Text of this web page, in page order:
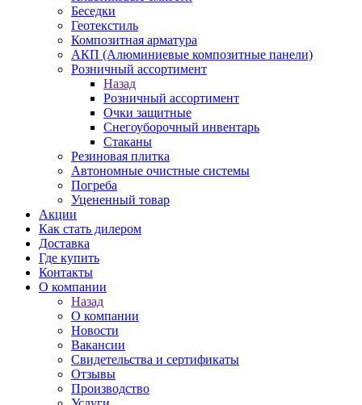
Беседки
Геотекстиль
Композитная арматура
АКП (Алюминиевые композитные панели)
Розничный ассортимент
Назад
Розничный ассортимент
Очки защитные
Снегоуборочный инвентарь
Стаканы
Резиновая плитка
Автономные очистные системы
Погреба
Уцененный товар
Акции
Как стать дилером
Доставка
Где купить
Контакты
О компании
Назад
О компании
Новости
Вакансии
Свидетельства и сертификаты
Отзывы
Производство